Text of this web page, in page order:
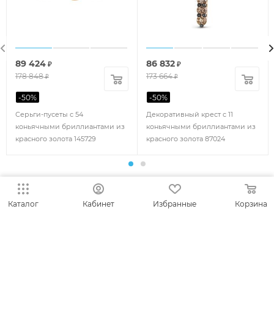
Серьги-пусеты с 54
коньячными бриллиантами из
красного золота 145729
89 424 ₽
178 848₽
-50%
Декоративный крест с 11
коньячными бриллиантами из
красного золота 87024
86 832 ₽
173 664₽
-50%
Каталог Кабинет Избранные Корзина